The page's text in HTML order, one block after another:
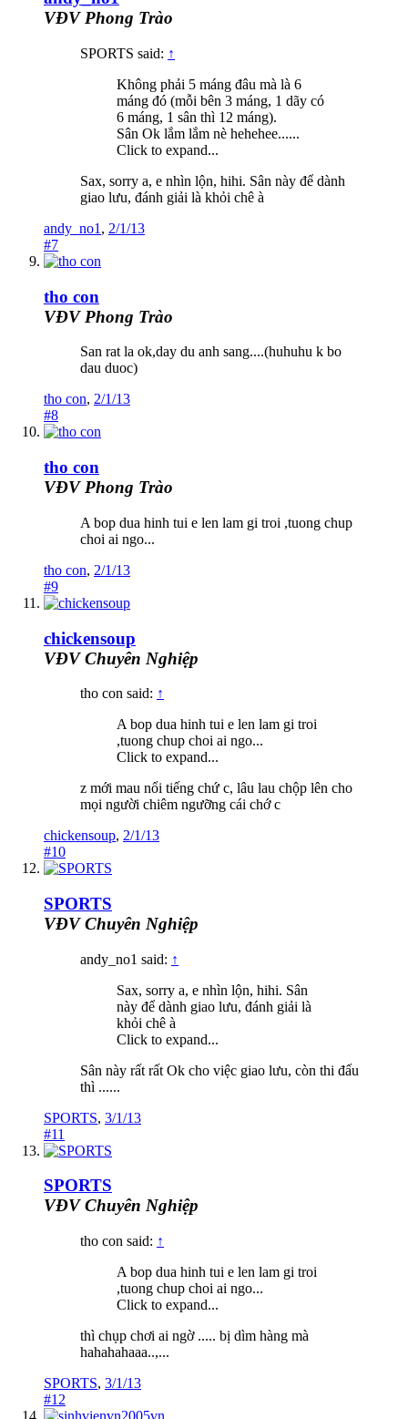
VĐV Phong Trào
SPORTS said: ↑
Không phải 5 máng đâu mà là 6
máng đó (mỗi bên 3 máng, 1 dãy có
6 máng, 1 sân thì 12 máng).
Sân Ok lắm lắm nè hehehee......
Click to expand...
Sax, sorry a, e nhìn lộn, hihi. Sân này để dành
giao lưu, đánh giải là khỏi chê à
andy_no1 , 2/1/13
#7
tho con
VĐV Phong Trào
San rat la ok,day du anh sang....(huhuhu k bo
dau duoc)
tho con, 2/1/13
#8
tho con
VĐV Phong Trào
A bop dua hinh tui e len lam gi troi ,tuong chup
choi ai ngo...
tho con, 2/1/13
#9
chickensoup
VĐV Chuyên Nghiệp
tho con said: ↑
A bop dua hinh tui e len lam gi troi
,tuong chup choi ai ngo...
Click to expand...
z mới mau nổi tiếng chứ c, lâu lau chộp lên cho
mọi người chiêm ngưỡng cái chớ c
chickensoup, 2/1/13
#10
SPORTS
VĐV Chuyên Nghiệp
andy_no1 said: ↑
Sax, sorry a, e nhìn lộn, hihi. Sân
này để dành giao lưu, đánh giải là
khỏi chê à
Click to expand...
Sân này rất rất Ok cho việc giao lưu, còn thi đấu
thì ......
SPORTS, 3/1/13
#11
SPORTS
VĐV Chuyên Nghiệp
tho con said: ↑
A bop dua hinh tui e len lam gi troi
,tuong chup choi ai ngo...
Click to expand...
thì chụp chơi ai ngờ ..... bị dìm hàng mà
hahahahaaa..,...
SPORTS, 3/1/13
#12